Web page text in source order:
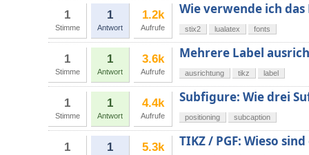
1
Stimme
1
Antwort
1.2k
Aufrufe
Wie verwende ich
stix2 lualatex fonts
1
Stimme
1
Antwort
3.6k
Aufrufe
Mehrere Label
ausrichtung tikz label
1
Stimme
1
Antwort
4.4k
Aufrufe
Subfigure: Wie drei
positioning subcaption
1 1 5.3k TIKZ / PGF: Wieso